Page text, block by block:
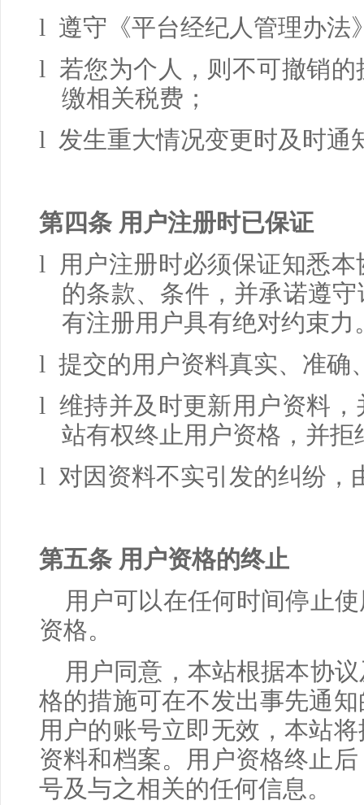
l 遵守《平台经纪人管理办法
l 若您为个人，则不可撤销的
缴相关税费；
l 发生重大情况变更时及时通
第四条 用户注册时已保证
l 用户注册时必须保证知悉本
的条款、条件，并承诺遵
有注册用户具有绝对约束力
l 提交的用户资料真实、准确
l 维持并及时更新用户资料，
站有权终止用户资格，并
l 对因资料不实引发的纠纷，
第五条 用户资格的终止
用户可以在任何时间停止
资格。
用户同意，本站根据本协
格的措施可在不发出事先通
用户的账号立即无效，本站
资料和档案。用户资格终止
号及与之相关的任何信息。